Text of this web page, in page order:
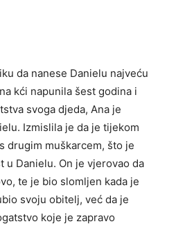
da nanese Danielu najveću
kći napunila šest godina i
svoga djeda, Ana je
Izmislila je da je tijekom
drugim muškarcem, što je
u Danielu. On je vjerovao da
te je bio slomljen kada je
svoju obitelj, već da je
koje je zapravo